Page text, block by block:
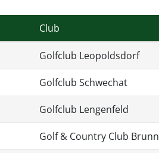
Club
Golfclub Leopoldsdorf
Golfclub Schwechat
Golfclub Lengenfeld
Golf & Country Club Brunn